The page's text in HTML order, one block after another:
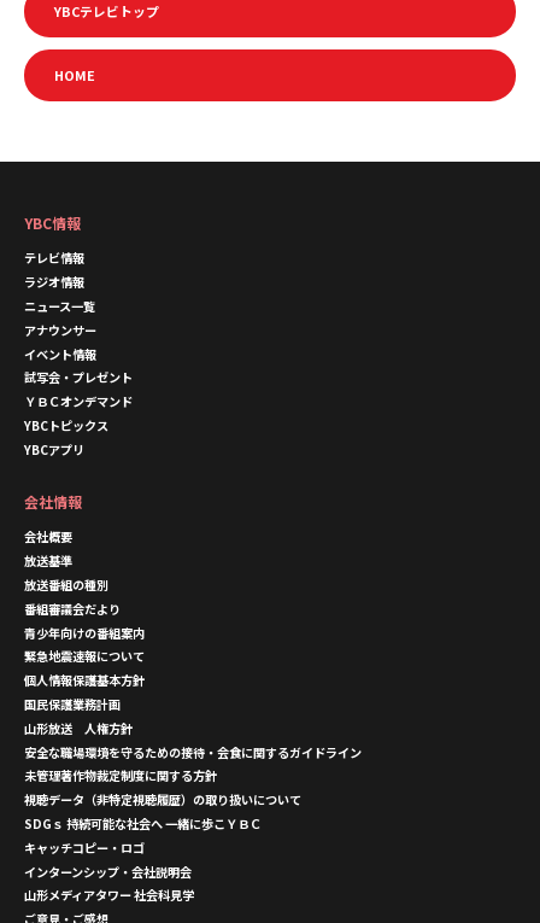
YBCテレビトップ
HOME
YBC情報
テレビ情報
ラジオ情報
ニュース一覧
アナウンサー
イベント情報
試写会・プレゼント
ＹＢＣオンデマンド
YBCトピックス
YBCアプリ
会社情報
会社概要
放送基準
放送番組の種別
番組審議会だより
青少年向けの番組案内
緊急地震速報について
個人情報保護基本方針
国民保護業務計画
山形放送 人権方針
安全な職場環境を守るための接待・会食に関するガイドライン
未管理著作物裁定制度に関する方針
視聴データ（非特定視聴履歴）の取り扱いについて
SDGｓ 持続可能な社会へ 一緒に歩こＹＢＣ
キャッチコピー・ロゴ
インターンシップ・会社説明会
山形メディアタワー 社会科見学
ご意見・ご感想